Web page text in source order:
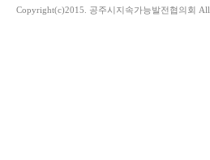
Copyright(c)2015. 공주시지속가능발전협의회 All